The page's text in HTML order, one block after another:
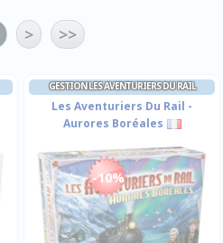
> >>
GESTION LES AVENTURIERS DU RAIL
Les Aventuriers Du Rail -
Aurores Boréales
-10%